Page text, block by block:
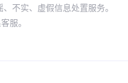
不实、虚假信息处置服务。
服。